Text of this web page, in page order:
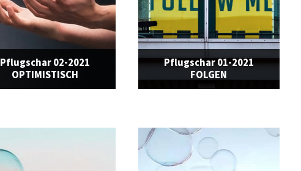
Pflugschar 02-2021
OPTIMISTISCH
Pflugschar 01-2021
FOLGEN